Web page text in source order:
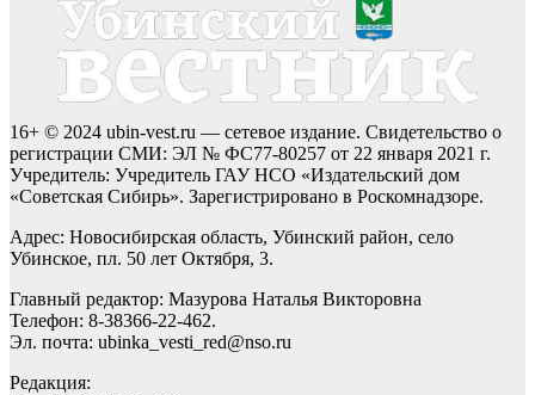
16+ © 2024 ubin-vest.ru — сетевое издание. Свидетельство о
регистрации СМИ: ЭЛ № ФС77-80257 от 22 января 2021 г.
Учредитель: Учредитель ГАУ НСО «Издательский дом
«Советская Сибирь». Зарегистрировано в Роскомнадзоре.
Адрес: Новосибирская область, Убинский район, село
Убинское, пл. 50 лет Октября, 3.
Главный редактор: Мазурова Наталья Викторовна
Телефон: 8-38366-22-462.
Эл. почта: ubinka_vesti_red@nso.ru
Редакция: